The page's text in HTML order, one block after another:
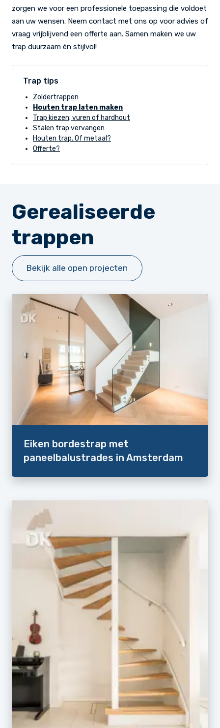
zorgen we voor een professionele toepassing die voldoet
aan uw wensen. Neem contact met ons op voor advies of
vraag vrijblijvend een offerte aan. Samen maken we uw
trap duurzaam én stijlvol!
Trap tips
Zoldertrappen
Houten trap laten maken
Trap kiezen; vuren of hardhout
Stalen trap vervangen
Houten trap. Of metaal?
Offerte?
Gerealiseerde
trappen
Bekijk alle open projecten
Eiken bordestrap met
paneelbalustrades in Amsterdam